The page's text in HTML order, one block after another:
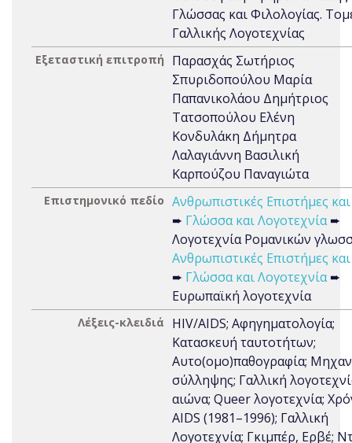
Γλώσσας και Φιλολογίας.
Γαλλικής Λογοτεχνίας
Εξεταστική επιτροπή
Παρασχάς Σωτήριος
Σπυριδοπούλου Μαρία
Παπανικολάου Δημήτριος
Τατσοπούλου Ελένη
Κονδυλάκη Δήμητρα
Λαλαγιάννη Βασιλική
Καρπούζου Παναγιώτα
Επιστημονικό πεδίο Ανθρωπιστικές Επιστήμες
➨ Γλώσσα και Λογοτεχνία➨
Λογοτεχνία Ρομανικών
Ανθρωπιστικές Επιστήμες
➨ Γλώσσα και Λογοτεχνία➨
Ευρωπαϊκή λογοτεχνία
Λέξεις-κλειδιά
HIV/AIDS; Αφηγηματολογία;
Κατασκευή ταυτοτήτων;
Αυτο(ομο)παθογραφία;
σύλληψης; Γαλλική
αιώνα; Queer λογοτεχνία;
AIDS (1981–1996); Γαλλική
Λογοτεχνία; Γκιμπέρ, Ερβέ;